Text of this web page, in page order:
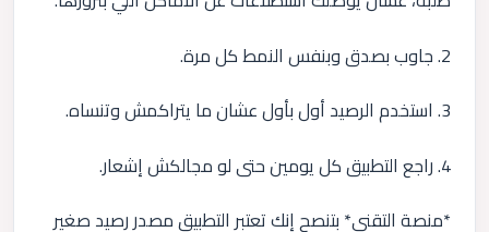
2. جاوب بصدق وبنفس النمط كل مرة.
3. استخدم الرصيد أول بأول عشان ما يتراكمش وتنساه.
4. راجع التطبيق كل يومين حتى لو مجالكش إشعار.
*منصة التقني* بتنصح إنك تعتبر التطبيق مصدر رصيد صغير